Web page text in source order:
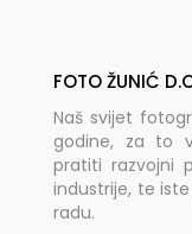
FOTO ŽUNIĆ
Naš svijet
godine, za to
pratiti razvojni
industrije, te
radu.